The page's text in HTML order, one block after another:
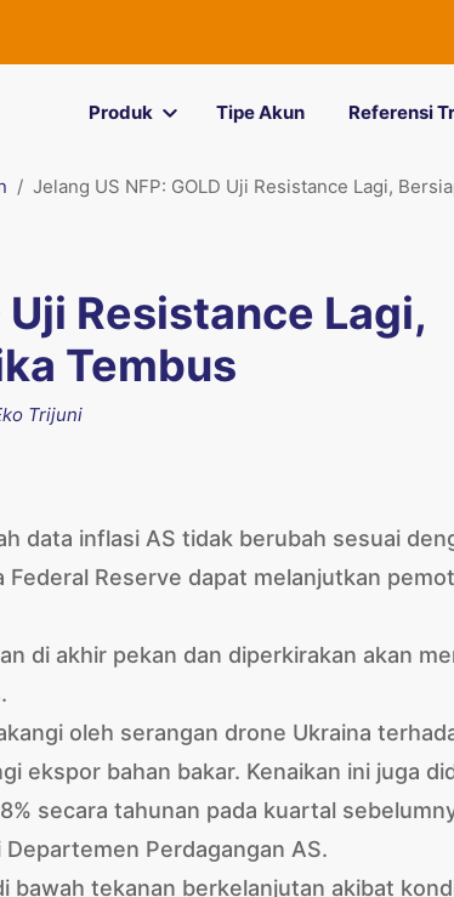
Produk Tipe Akun Referensi
Jelang US NFP: GOLD Uji Resistance Lagi,
Uji Resistance Lagi,
Tembus
Trijuni
data inflasi AS tidak berubah sesuai
Reserve dapat melanjutkan
di akhir pekan dan diperkirakan akan
oleh serangan drone Ukraina
ekspor bahan bakar. Kenaikan ini juga
secara tahunan pada kuartal
Perdagangan AS.
bawah tekanan berkelanjutan akibat